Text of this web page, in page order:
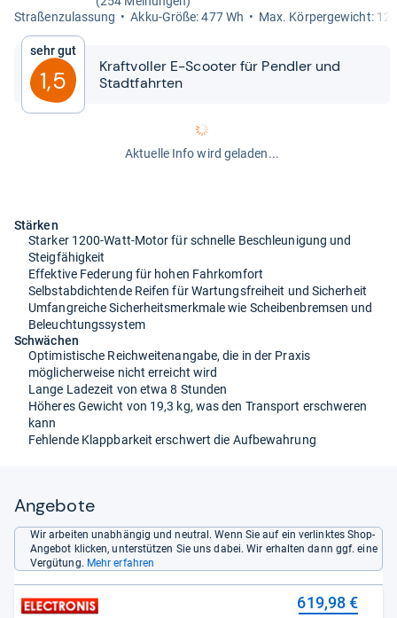
Stra­ßen­zu­las­sung
Akku-​​Größe: 477 Wh Max. Kör­per­ge­wicht:
Sehr gut
1,5
Kraft­vol­ler E-​​Scoo­ter für Pend­ler und
Stadt­fahr­ten
Aktuelle Info wird geladen...
Stärken
Starker 1200-Watt-Motor für schnelle Beschleunigung und
Steigfähigkeit
Effektive Federung für hohen Fahrkomfort
Selbstabdichtende Reifen für Wartungsfreiheit und Sicherheit
Umfangreiche Sicherheitsmerkmale wie Scheibenbremsen und
Beleuchtungssystem
Schwächen
Optimistische Reichweitenangabe, die in der Praxis
möglicherweise nicht erreicht wird
Lange Ladezeit von etwa 8 Stunden
Höheres Gewicht von 19,3 kg, was den Transport erschweren
kann
Fehlende Klappbarkeit erschwert die Aufbewahrung
Angebote
Wir arbeiten unabhängig und neutral. Wenn Sie auf ein verlinktes Shop-
Angebot klicken, unterstützen Sie uns dabei. Wir erhalten dann ggf. eine
Vergütung. Mehr erfahren
619,98 €